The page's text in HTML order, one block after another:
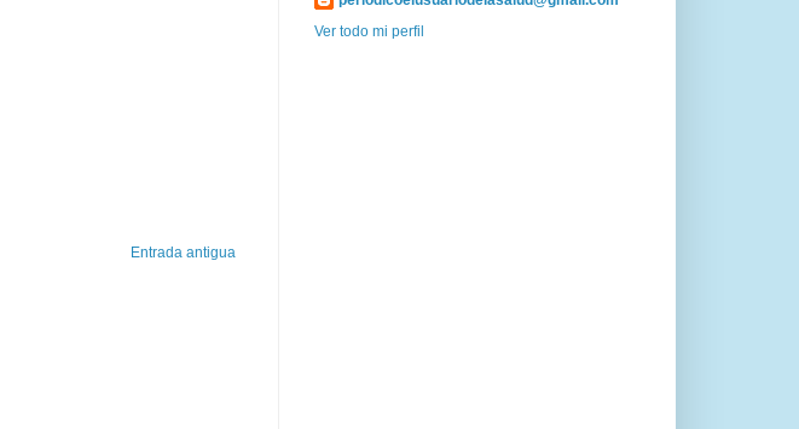
Entrada antigua
Ver todo mi perfil